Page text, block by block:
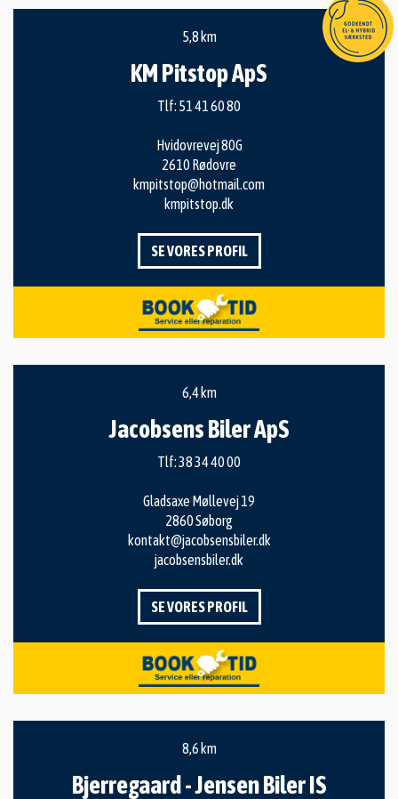
5,8 km
KM Pitstop ApS
Tlf: 51 41 60 80
Hvidovrevej 80G
2610 Rødovre
kmpitstop@hotmail.com
kmpitstop.dk
SE VORES PROFIL
6,4 km
Jacobsens Biler ApS
Tlf:38 34 40 00
Gladsaxe Møllevej 19
2860 Søborg
kontakt@jacobsensbiler.dk
jacobsensbiler.dk
SE VORES PROFIL
8,6 km
Bjerregaard - Jensen Biler IS